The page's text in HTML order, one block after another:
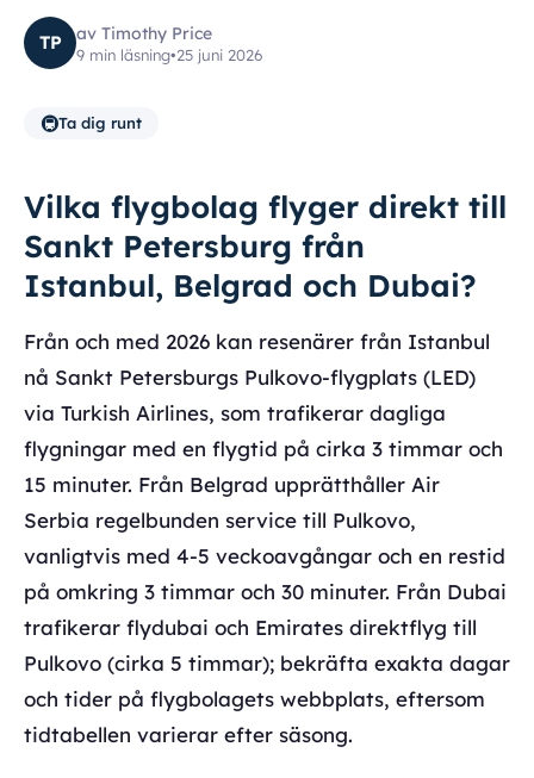
TP av Timothy Price
9 min läsning•25 juni 2026
🚇Ta dig runt
Vilka flygbolag flyger direkt till
Sankt Petersburg från
Istanbul, Belgrad och Dubai?
Från och med 2026 kan resenärer från Istanbul
nå Sankt Petersburgs Pulkovo-flygplats (LED)
via Turkish Airlines, som trafikerar dagliga
flygningar med en flygtid på cirka 3 timmar och
15 minuter. Från Belgrad upprätthåller Air
Serbia regelbunden service till Pulkovo,
vanligtvis med 4-5 veckoavgångar och en restid
på omkring 3 timmar och 30 minuter. Från Dubai
trafikerar flydubai och Emirates direktflyg till
Pulkovo (cirka 5 timmar); bekräfta exakta dagar
och tider på flygbolagets webbplats, eftersom
tidtabellen varierar efter säsong.